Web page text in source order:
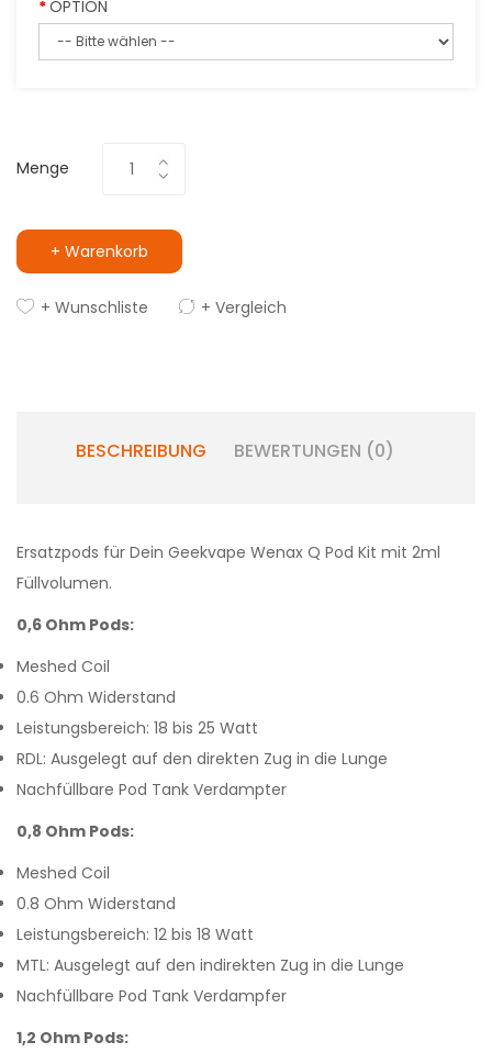
OPTION
Menge
+ Warenkorb
+ Wunschliste + Vergleich
BESCHREIBUNG BEWERTUNGEN (0)
Ersatzpods für Dein Geekvape Wenax Q Pod Kit mit 2ml
Füllvolumen.
0,6 Ohm Pods:
Meshed Coil
0.6 Ohm Widerstand
Leistungsbereich: 18 bis 25 Watt
RDL: Ausgelegt auf den direkten Zug in die Lunge
Nachfüllbare Pod Tank Verdampter
0,8 Ohm Pods:
Meshed Coil
0.8 Ohm Widerstand
Leistungsbereich: 12 bis 18 Watt
MTL: Ausgelegt auf den indirekten Zug in die Lunge
Nachfüllbare Pod Tank Verdampfer
1,2 Ohm Pods: